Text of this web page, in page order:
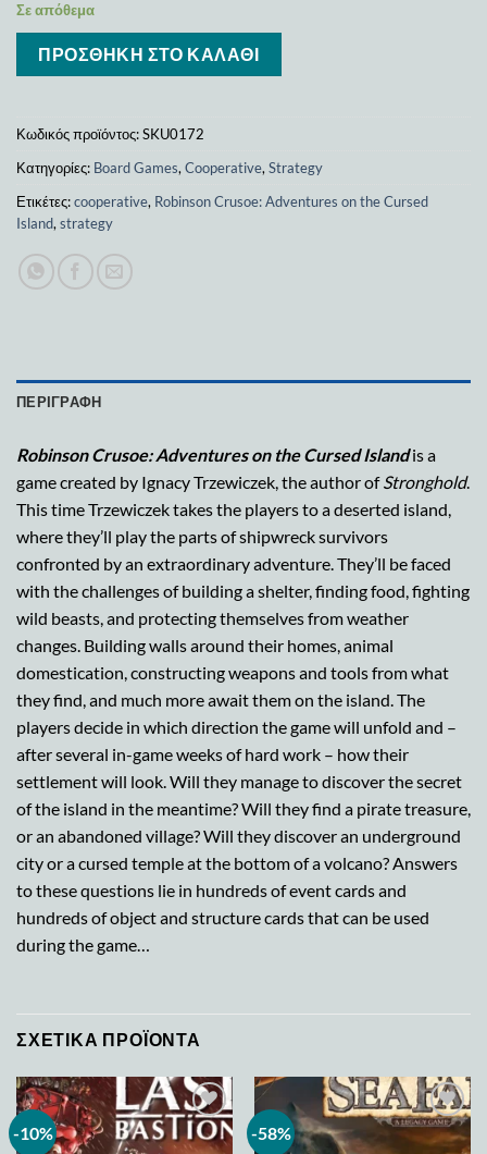
Σε απόθεμα
ΠΡΟΣΘΉΚΗ ΣΤΟ ΚΑΛΆΘΙ
Κωδικός προϊόντος:SKU0172
Κατηγορίες: Board Games, Cooperative, Strategy
Ετικέτες:cooperative, Robinson Crusoe: Adventures on the Cursed
Island, strategy
ΠΕΡΙΓΡΑΦΉ
Robinson Crusoe: Adventures on the Cursed Islandis a
game created by Ignacy Trzewiczek, the author ofStronghold.
This time Trzewiczek takes the players to a deserted island,
where they’ll play the parts of shipwreck survivors
confronted by an extraordinary adventure. They’ll be faced
with the challenges of building a shelter, finding food, fighting
wild beasts, and protecting themselves from weather
changes. Building walls around their homes, animal
domestication, constructing weapons and tools from what
they find, and much more await them on the island. The
players decide in which direction the game will unfold and –
after several in-game weeks of hard work – how their
settlement will look. Will they manage to discover the secret
of the island in the meantime? Will they find a pirate treasure,
or an abandoned village? Will they discover an underground
city or a cursed temple at the bottom of a volcano? Answers
to these questions lie in hundreds of event cards and
hundreds of object and structure cards that can be used
during the game…
ΣΧΕΤΙΚΆ ΠΡΟΪΌΝΤΑ
-10%
Add to
wishlist
-58%
Add to
wishlist